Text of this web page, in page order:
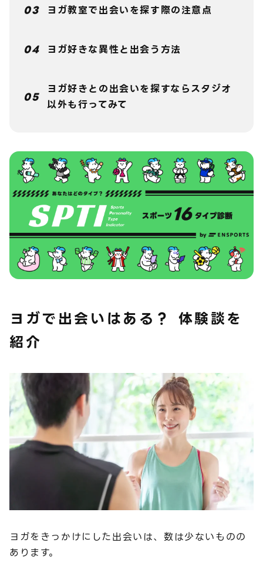
ヨガ教室で出会いを探す際の注意点
ヨガ好きな異性と出会う方法
ヨガ好きとの出会いを探すならスタジオ
以外も行ってみて
ヨガで出会いはある？ 体験談を
紹介
ヨガをきっかけにした出会いは、数は少ないものの
あります。